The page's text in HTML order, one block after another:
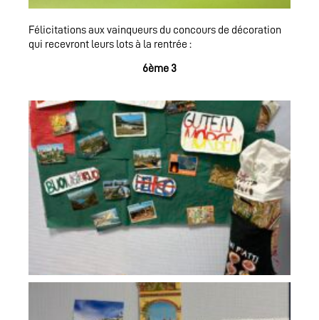
Félicitations aux vainqueurs du concours de décoration
qui recevront leurs lots à la rentrée :
6ème 3